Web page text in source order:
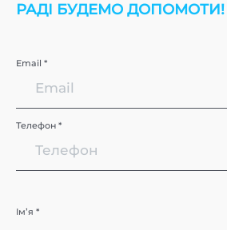
РАДІ БУДЕМО ДОПОМОТИ!
Email *
Телефон *
Імʼя *